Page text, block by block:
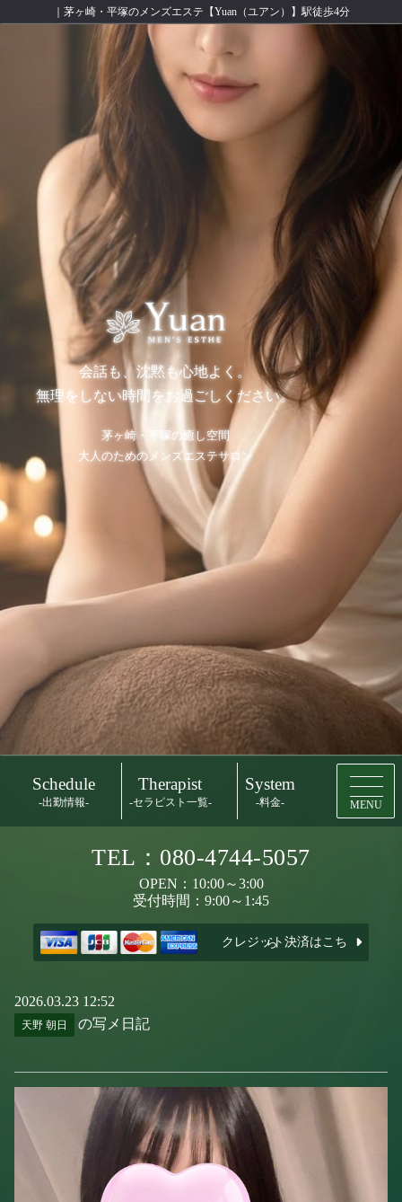
｜茅ヶ崎・平塚のメンズエステ【Yuan（ユアン）】駅徒歩4分
会話も、沈黙も心地よく。
無理をしない時間をお過ごしください。
茅ヶ崎・平塚の癒し空間
大人のためのメンズエステサロン
Schedule
-出勤情報-
Therapist
-セラピスト一覧-
System
-料金- MENU
TEL：080-4744-5057
OPEN：10:00～3:00
受付時間：9:00～1:45
クレジット決済はこちら
2026.03.23 12:52
天野 朝日 の写メ日記